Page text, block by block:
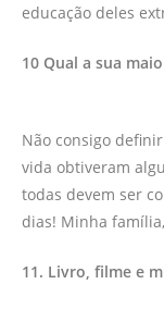
educação deles
10 Qual a sua
Não consigo
vida obtiveram
todas devem ser
dias! Minha
11. Livro, filme e